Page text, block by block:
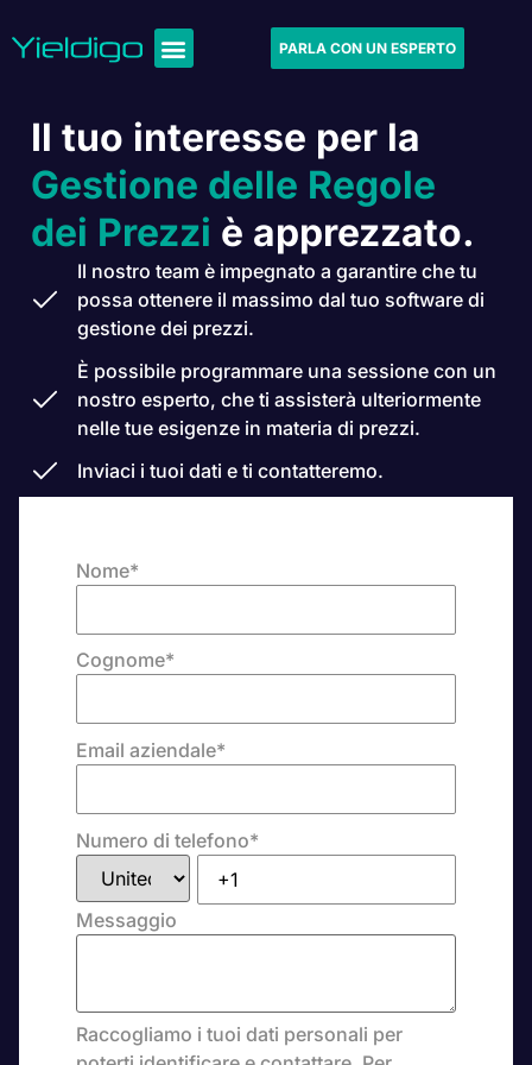
PARLA CON UN ESPERTO
Il tuo interesse per la
Gestione delle Regole
dei Prezzi è apprezzato.
Il nostro team è impegnato a garantire che tu
possa ottenere il massimo dal tuo software di
gestione dei prezzi.
È possibile programmare una sessione con un
nostro esperto, che ti assisterà ulteriormente
nelle tue esigenze in materia di prezzi.
Inviaci i tuoi dati e ti contatteremo.
Nome*
Cognome*
Email aziendale*
Numero di telefono*
Messaggio
Raccogliamo i tuoi dati personali per